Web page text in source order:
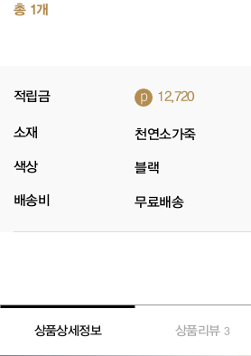
총 1개
적립금 p 12,720
소재 천연소가죽
색상 블랙
배송비 무료배송
상품상세정보 상품리뷰 3